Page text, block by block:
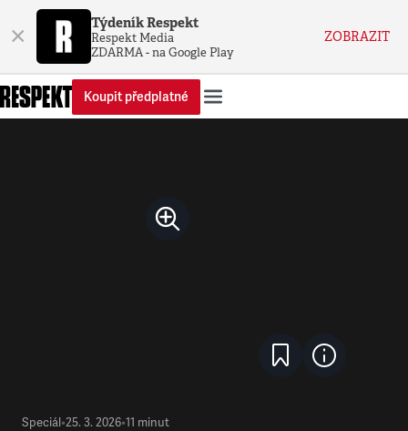
× Týdeník Respekt
Respekt Media
ZDARMA - na Google Play
ZOBRAZIT
Koupit předplatné
Speciál •25. 3. 2026•11 minut